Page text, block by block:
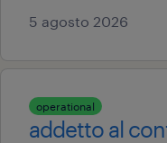
5 agosto 2026
operational
addetto al